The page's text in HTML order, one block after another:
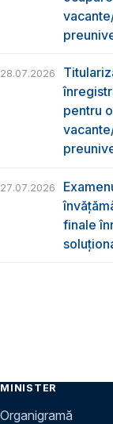
28.07.2026
pentru
27.07.2026
finale
MINISTER
Organigramă